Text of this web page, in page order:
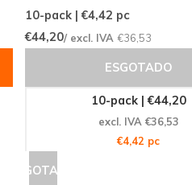
uma seleção profissional de
APRÈS e outras opções
APRÈS - BOLSAS
Descubra o conjunto
10-pack | €4,42 pc
€44,20/ excl. IVA €36,53
ESGOTADO
10-pack | €44,20
excl. IVA €36,53
€4,42 pc
ESGOTADO